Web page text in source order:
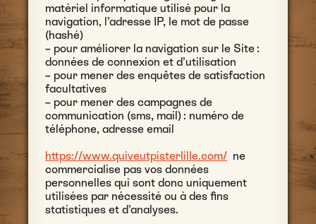
matériel informatique utilisé pour la
navigation, l’adresse IP, le mot de passe
(hashé)
– pour améliorer la navigation sur le Site :
données de connexion et d’utilisation
– pour mener des enquêtes de satisfaction
facultatives
– pour mener des campagnes de
communication (sms, mail) : numéro de
téléphone, adresse email
https://www.quiveutpisterlille.com/ ne
commercialise pas vos données
personnelles qui sont donc uniquement
utilisées par nécessité ou à des fins
statistiques et d’analyses.